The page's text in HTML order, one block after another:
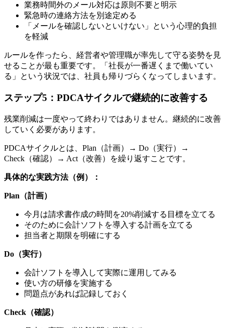
業務時間外のメール対応は原則不要と明示
緊急時の連絡方法を別途定める
「メールを確認しないといけない」という心理的負担
を軽減
ルールを作ったら、経営者や管理職が率先して守る姿勢を見
せることが最も重要です。「社長が一番遅くまで働いてい
る」という状況では、社員も帰りづらくなってしまいます。
ステップ5：PDCAサイクルで継続的に改善する
残業削減は一度やって終わりではありません。継続的に改善
していく必要があります。
PDCAサイクルとは、Plan（計画）→ Do（実行）→
Check（確認）→ Act（改善）を繰り返すことです。
具体的な実践方法（例）：
Plan（計画）
今月は請求書作成の時間を20%削減する目標を立てる
そのために会計ソフトを導入する計画を立てる
担当者と期限を明確にする
Do（実行）
会計ソフトを導入して実際に運用してみる
使い方の研修を実施する
問題点があれば記録しておく
Check（確認）